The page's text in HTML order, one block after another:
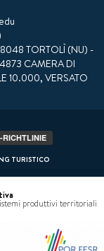
TORTOLÌ (NU) -
CAMERA DI
10.000, VERSATO
RICHTLINIE
TURISTICO
produttivi territoriali